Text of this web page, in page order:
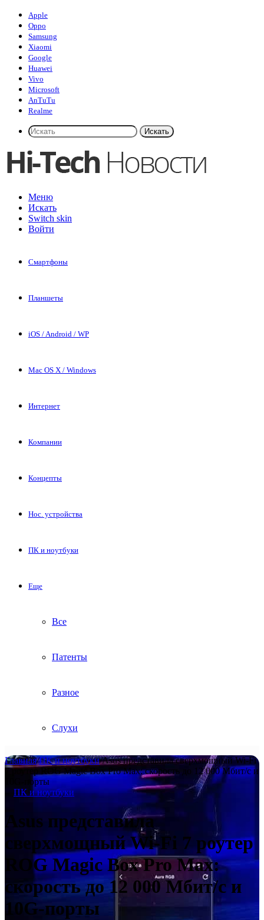
Apple
Oppo
Samsung
Xiaomi
Google
Huawei
Vivo
Microsoft
AnTuTu
Realme
Искать
Меню
Искать
Switch skin
Войти
Смартфоны
Планшеты
iOS / Android / WP
Mac OS X / Windows
Интернет
Компании
Концепты
Нос. устройства
ПК и ноутбуки
Еще
Все
Патенты
Разное
Слухи
Главная/ПК и ноутбуки/Asus представила сверхмощный Wi-Fi
7 роутер ROG Magic Box Pro Max: скорость до 12 000 Мбит/с и
10G-порты
ПК и ноутбуки
Asus представила
сверхмощный Wi-Fi 7 роутер
ROG Magic Box Pro Max:
скорость до 12 000 Мбит/с и
10G-порты